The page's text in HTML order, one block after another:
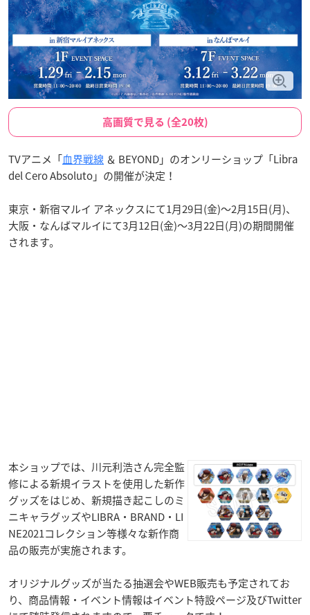
高画質で見る (全20枚)
TVアニメ「血界戦線 ＆ BEYOND」のオンリーショップ「Libra
del Cero Absoluto」の開催が決定！
東京・新宿マルイ アネックスにて1月29日(金)～2月15日(月)、
大阪・なんばマルイにて3月12日(金)～3月22日(月)の期間開催
されます。
本ショップでは、川元利浩さん完全監
修による新規イラストを使用した新作
グッズをはじめ、新規描き起こしのミ
ニキャラグッズやLIBRA・BRAND・LI
NE2021コレクション等様々な新作商
品の販売が実施されます。
オリジナルグッズが当たる抽選会やWEB販売も予定されてお
り、商品情報・イベント情報はイベント特設ページ及びTwitter